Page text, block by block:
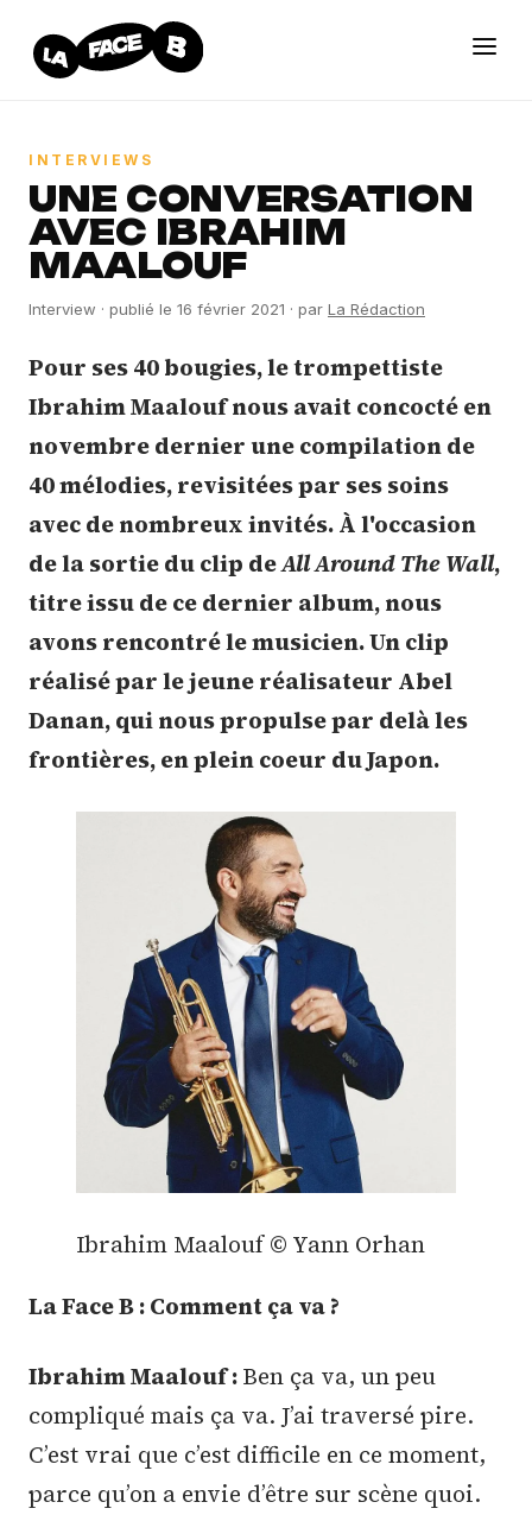
INTERVIEWS
UNE CONVERSATION
AVEC IBRAHIM
MAALOUF
Interview · publié le 16 février 2021 · par La Rédaction
Pour ses 40 bougies, le trompettiste
Ibrahim Maalouf nous avait concocté en
novembre dernier une compilation de
40 mélodies, revisitées par ses soins
avec de nombreux invités. À l'occasion
de la sortie du clip deAll Around The Wall,
titre issu de ce dernier album, nous
avons rencontré le musicien. Un clip
réalisé par le jeune réalisateur Abel
Danan, qui nous propulse par delà les
frontières, en plein coeur du Japon.
Ibrahim Maalouf © Yann Orhan
La Face B : Comment ça va ?
Ibrahim Maalouf :Ben ça va, un peu
compliqué mais ça va. J’ai traversé pire.
C’est vrai que c’est difficile en ce moment,
parce qu’on a envie d’être sur scène quoi.